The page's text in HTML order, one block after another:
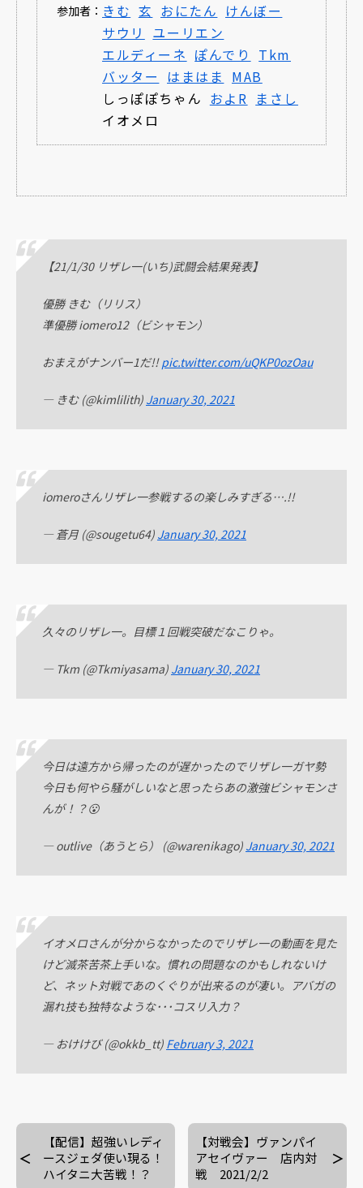
参加者： きむ 玄 おにたん けんぼー
サウリ
ユーリエン
エルディーネ ぽんでり
Tkm
バッター はまはま MAB
しっぽぽちゃん およR まさし
イオメロ
【21/1/30 リザレ一(いち)武闘会結果発表】
優勝 きむ（リリス）
準優勝 iomero12（ビシャモン）
おまえがナンバー1だ!!pic.twitter.com/uQKP0ozOau
— きむ (@kimlilith) January 30, 2021
iomeroさんリザレ一参戦するの楽しみすぎる….!!
— 蒼月 (@sougetu64) January 30, 2021
久々のリザレ一。目標１回戦突破だなこりゃ。
— Tkm (@Tkmiyasama) January 30, 2021
今日は遠方から帰ったのが遅かったのでリザレ一ガヤ勢
今日も何やら騒がしいなと思ったらあの激強ビシャモンさ
んが！？😮
— outlive（あうとら） (@warenikago) January 30, 2021
イオメロさんが分からなかったのでリザレ一の動画を見た
けど滅茶苦茶上手いな。慣れの問題なのかもしれないけ
ど、ネット対戦であのくぐりが出来るのが凄い。アバガの
漏れ技も独特なような･･･コスリ入力？
— おけけび (@okkb_tt) February 3, 2021
【配信】超強いレディ
ースジェダ使い現る！
ハイタニ大苦戦！？
【対戦会】ヴァンパイ
アセイヴァー 店内対
戦 2021/2/2